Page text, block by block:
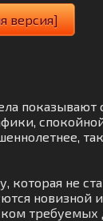
версия]
показывают
не
новизной